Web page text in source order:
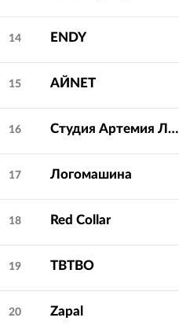
14 ENDY
15 АЙNET
16 Студия Артемия Лебедева
17 Логомашина
18 Red Collar
19 TBTBO
20 Zapal